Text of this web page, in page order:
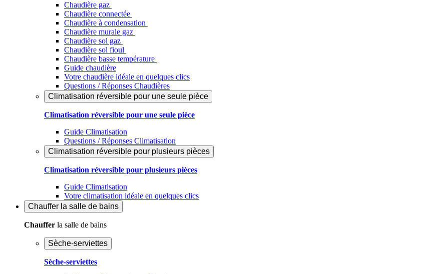
Chaudière gaz
Chaudière connectée
Chaudière à condensation
Chaudière murale gaz
Chaudière sol gaz
Chaudière sol fioul
Chaudière basse température
Guide chaudière
Votre chaudière idéale en quelques clics
Questions / Réponses Chaudières
Climatisation réversible pour une seule pièce
Climatisation réversible pour une seule pièce
Guide Climatisation
Questions / Réponses Climatisation
Climatisation réversible pour plusieurs pièces
Climatisation réversible pour plusieurs pièces
Guide Climatisation
Votre climatisation idéale en quelques clics
Chauffer la salle de bains
Chauffer la salle de bains
Sèche-serviettes
Sèche-serviettes